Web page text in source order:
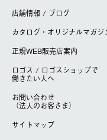
店舗情報 / ブログ
カタログ・オリジナルマガジ
正規WEB販売店案内
ロゴス / ロゴスショップで
働きたい人へ
お問い合わせ
（法人のお客さま）
サイトマップ